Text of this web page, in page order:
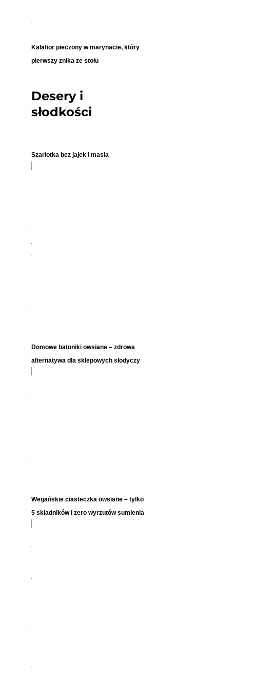
Kalafior pieczony w marynacie, który
pierwszy znika ze stołu
Desery i
słodkości
Szarlotka bez jajek i masła
Domowe batoniki owsiane – zdrowa
alternatywa dla sklepowych słodyczy
Wegańskie ciasteczka owsiane – tylko
5 składników i zero wyrzutów sumienia